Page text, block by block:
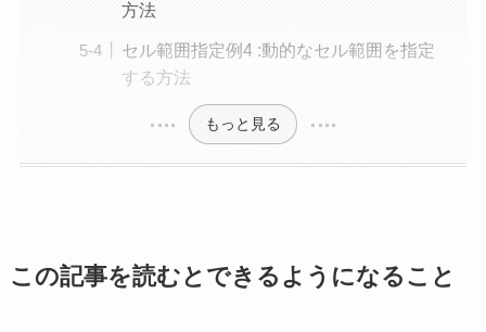
方法
セル範囲指定例4 :動的なセル範囲を指定
する方法
もっと見る
この記事を読むとできるようになること